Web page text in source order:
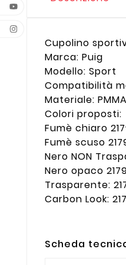
Cupolino
Marca: Puig
Modello: Sport
Compatibilità
Materiale:
Colori proposti:
Fumè chiaro
Fumè scuso
Nero NON
Nero opaco
Trasparente:
Carbon Look:
Scheda